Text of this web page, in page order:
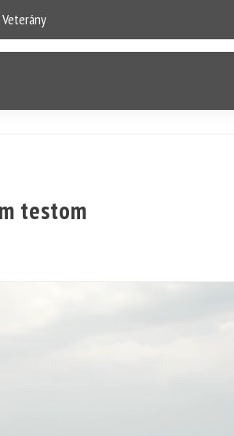
Veterány
testom